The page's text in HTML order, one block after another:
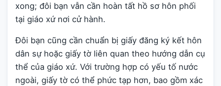
xong; đôi bạn vẫn cần hoàn tất hồ sơ hôn phối
tại giáo xứ nơi cử hành.
Đôi bạn cũng cần chuẩn bị giấy đăng ký kết hôn
dân sự hoặc giấy tờ liên quan theo hướng dẫn cụ
thể của giáo xứ. Với trường hợp có yếu tố nước
ngoài, giấy tờ có thể phức tạp hơn, bao gồm xác